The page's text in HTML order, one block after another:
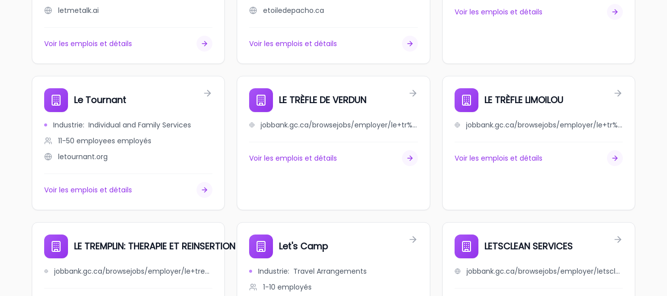
letmetalk.ai
Voir les emplois et détails
etoiledepacho.ca
Voir les emplois et détails
Voir les emplois et détails
Le Tournant
Industrie: Individual and Family Services
11-50 employees employés
letournant.org
Voir les emplois et détails
LE TRÈFLE DE VERDUN
jobbank.gc.ca/browsejobs/employer/le+tr%C3%A8fle+de+verdun/ca
Voir les emplois et détails
LE TRÈFLE LIMOILOU
jobbank.gc.ca/browsejobs/employer/le+tr%C3%A8fle+limoilou/ca
Voir les emplois et détails
LE TREMPLIN: THERAPIE ET REINSERTION SOCIALE
jobbank.gc.ca/browsejobs/employer/le+tremplin%3A+therapie+et++++++reinsertion+sociale/ca
Let's Camp
Industrie: Travel Arrangements
1-10 employés
LETSCLEAN SERVICES
jobbank.gc.ca/browsejobs/employer/letsclean+services/ca